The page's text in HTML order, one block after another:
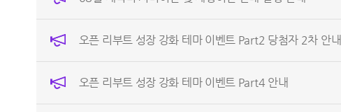
오픈 리부트 성장 강화 테마 이벤트 Part2 당첨자 2차 안내
오픈 리부트 성장 강화 테마 이벤트 Part4 안내